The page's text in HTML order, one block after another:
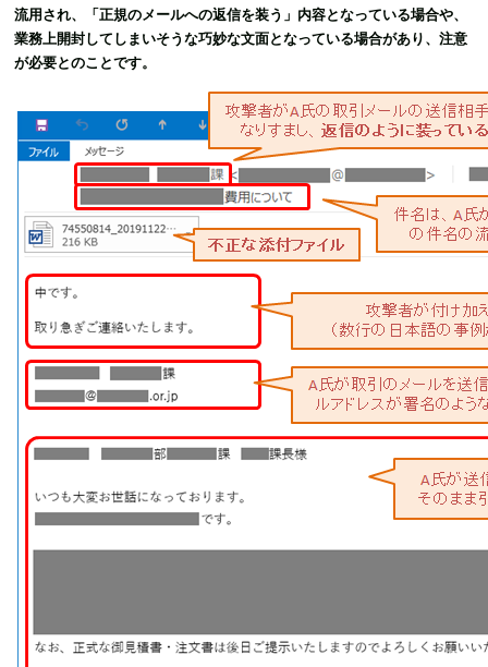
流用され、「正規のメールへの返信を装う」内容となっている場合や、
業務上開封してしまいそうな巧妙な文面となっている場合があり、注意
が必要とのことです。